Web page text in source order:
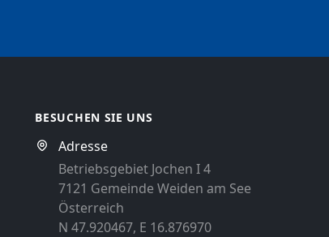
BESUCHEN SIE UNS
Adresse
Betriebsgebiet Jochen I 4
7121 Gemeinde Weiden am See
Österreich
N 47.920467, E 16.876970